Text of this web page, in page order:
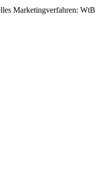
Marketingverfahren: WtB